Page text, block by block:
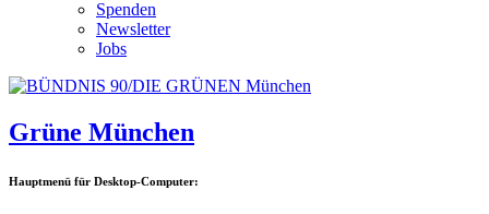
Spenden
Newsletter
Jobs
Grüne München
Hauptmenü für Desktop-Computer: